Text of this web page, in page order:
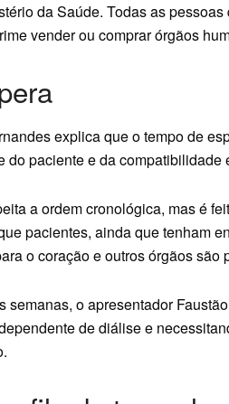
da Saúde. Todas as
vender ou comprar órgãos
explica que o tempo de
paciente e da compatibilidade
a ordem cronológica, mas é
pacientes, ainda que tenham
o coração e outros órgãos são
semanas, o apresentador
de diálise e